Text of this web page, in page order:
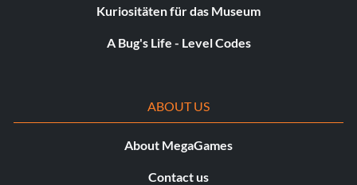
Kuriositäten für das Museum
A Bug's Life - Level Codes
ABOUT US
About MegaGames
Contact us